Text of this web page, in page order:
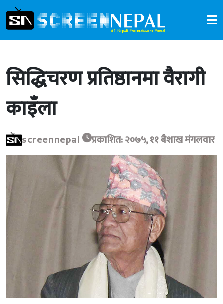
सिद्धिचरण प्रतिष्ठानमा वैरागी
काइँला
screennepal प्रकाशित: २०७५, ११ बैशाख मंगलवार